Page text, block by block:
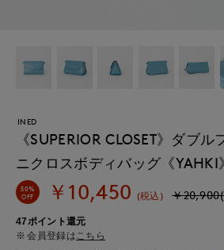
INED
《SUPERIOR CLOSET》ダブル
ニクロスボディバッグ《YAHKI》
50%
OFF ￥10,450 (税込) ￥
47ポイント還元
会員登録はこちら